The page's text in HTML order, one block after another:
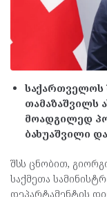
საქართველოს
თამაზაშვილს
მოადგილედ
ბახუაშვილი
შსს ცნობით,
საქმეთა
დეპარტამენტის